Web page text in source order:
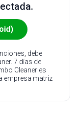
debe
7 días de
Cleaner es
empresa matriz